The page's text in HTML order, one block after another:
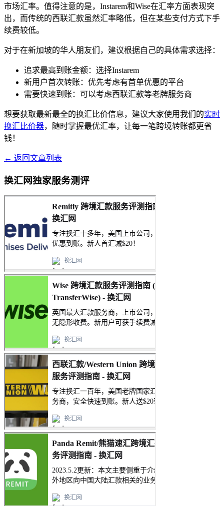
市场汇率。值得注意的是，Instarem和Wise在汇率方面表现突
出，而传统的西联汇款虽然汇率略低，但在某些支付方式下手
续费较低。
对于在新加坡的华人朋友们，建议根据自己的具体需求选择：
追求最高到账金额：选择Instarem
新用户首次转账：优先考虑有首单优惠的平台
需要快速到账：可以考虑西联汇款等老牌服务商
想要获取最新最全的换汇比价信息，建议大家使用我们的实时
换汇比价器，随时掌握最优汇率，让每一笔跨境转账都更省
钱！
← 返回文章列表
换汇网独家服务测评